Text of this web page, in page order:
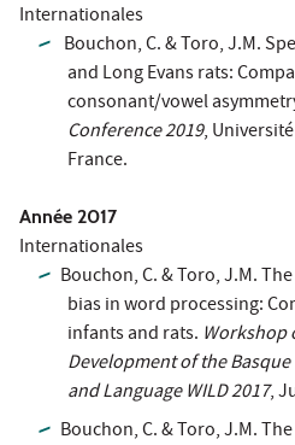
Internationales
Bouchon, C. & Toro, J.M.
and Long Evans rats:
consonant/vowel
Conference 2019,
France.
Année 2017
Internationales
Bouchon, C. & Toro, J.M.
bias in word processing:
infants and rats. Workshop
Development of the
and Language WILD 2017,
Bouchon, C. & Toro, J.M.